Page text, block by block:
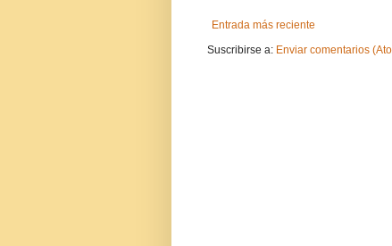
Entrada más reciente
Suscribirse a: Enviar comentarios